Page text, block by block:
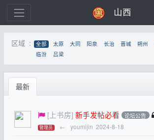
山西
区域 : 全部 太原 大同 阳泉 长治 晋城 朔州
临汾
吕梁
最新
[上书房] 新手发帖必看 论坛公告
管理员 ← youmijin 2024-8-18